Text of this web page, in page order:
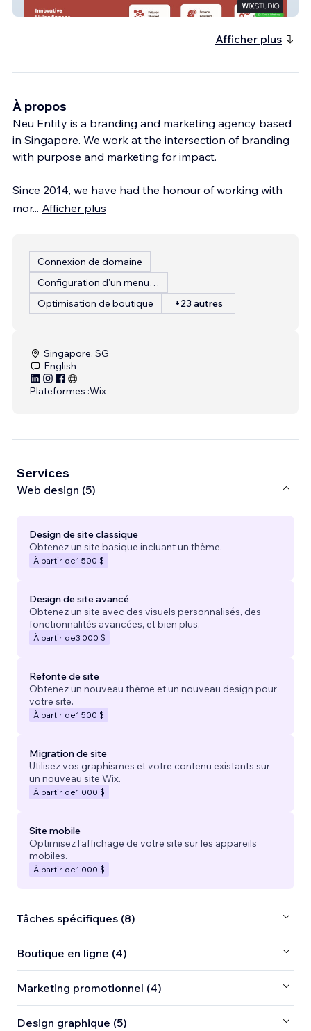
Minestone
Afficher plus
À propos
Neu Entity is a branding and marketing agency based
in Singapore. We work at the intersection of branding
with purpose and marketing for impact.
Since 2014, we have had the honour of working with
mor... Afficher plus
Connexion de domaine
Configuration d'un menu de restaurant
Optimisation de boutique
+23 autres
Singapore, SG
English
Plateformes :Wix
Services
Web design (5)
Design de site classique
Obtenez un site basique incluant un thème.
À partir de1 500 $
Design de site avancé
Obtenez un site avec des visuels personnalisés, des
fonctionnalités avancées, et bien plus.
À partir de3 000 $
Refonte de site
Obtenez un nouveau thème et un nouveau design pour
votre site.
À partir de1 500 $
Migration de site
Utilisez vos graphismes et votre contenu existants sur
un nouveau site Wix.
À partir de1 000 $
Site mobile
Optimisez l'affichage de votre site sur les appareils
mobiles.
À partir de1 000 $
Tâches spécifiques (8)
Boutique en ligne (4)
Marketing promotionnel (4)
Design graphique (5)